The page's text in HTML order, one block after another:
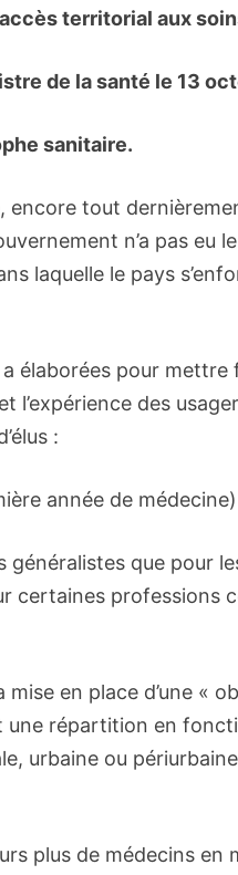
territorial aux
de la santé le 13
sanitaire.
tout
n’a pas eu
laquelle le pays
élaborées pour
l’expérience des
:
année de médecine)
que pour
certaines professions
en place d’une «
répartition en
urbaine ou
plus de médecins en